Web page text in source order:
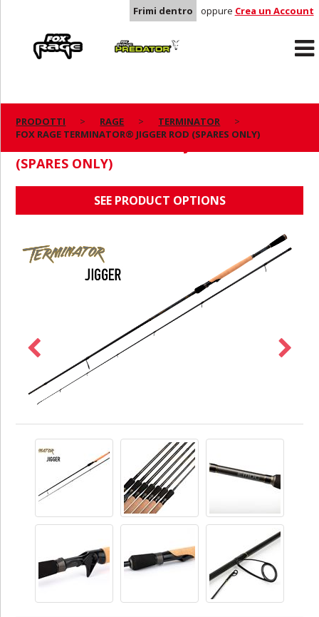
Frimi dentro oppure Crea un Account
Predator
PRODOTTI RAGE
TERMINATOR
FOX RAGE TERMINATOR® JIGGER ROD (SPARES ONLY)
(SPARES ONLY)
SEE PRODUCT OPTIONS